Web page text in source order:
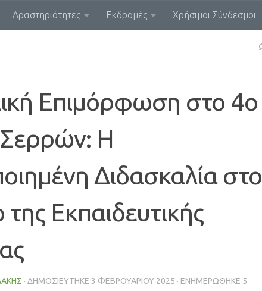
Δραστηριότητες Εκδρομές Χρήσιμοι Σύνδεσμοι
Επιμόρφωση στο 4ο
Σερρών: Η
Διδασκαλία στο
της Εκπαιδευτικής
· ΔΗΜΟΣΙΕΎΤΗΚΕ 3 ΦΕΒΡΟΥΑΡΊΟΥ 2025 · ΕΝΗΜΕΡΏΘΗΚΕ 5